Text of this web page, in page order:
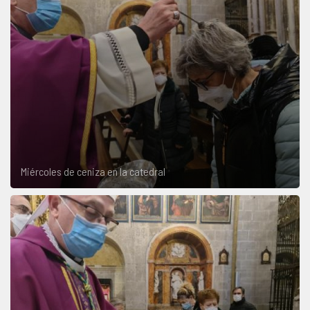
Miércoles de ceniza en la catedral